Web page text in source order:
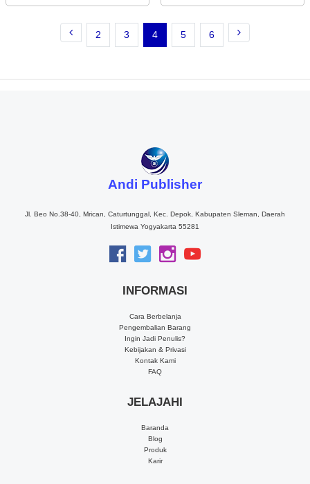
2 3 4 5 6
Andi Publisher
Jl. Beo No.38-40, Mrican, Caturtunggal, Kec. Depok, Kabupaten Sleman, Daerah
Istimewa Yogyakarta 55281
INFORMASI
Cara Berbelanja
Pengembalian Barang
Ingin Jadi Penulis?
Kebijakan & Privasi
Kontak Kami
FAQ
JELAJAHI
Baranda
Blog
Produk
Karir